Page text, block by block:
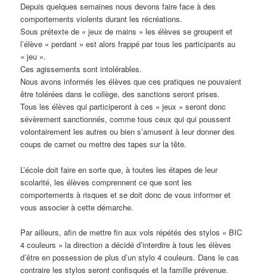
Depuis quelques semaines nous devons faire face à des
comportements violents durant les récréations.
Sous prétexte de « jeux de mains » les élèves se groupent et
l’élève « perdant » est alors frappé par tous les participants au
« jeu ».
Ces agissements sont intolérables.
Nous avons informés les élèves que ces pratiques ne pouvaient
être tolérées dans le collège, des sanctions seront prises.
Tous les élèves qui participeront à ces « jeux » seront donc
sévèrement sanctionnés, comme tous ceux qui qui poussent
volontairement les autres ou bien s’amusent à leur donner des
coups de carnet ou mettre des tapes sur la tête.
L’école doit faire en sorte que, à toutes les étapes de leur
scolarité, les élèves comprennent ce que sont les
comportements à risques et se doit donc de vous informer et
vous associer à cette démarche.
Par ailleurs, afin de mettre fin aux vols répétés des stylos « BIC
4 couleurs » la direction a décidé d’interdire à tous les élèves
d’être en possession de plus d’un stylo 4 couleurs. Dans le cas
contraire les stylos seront confisqués et la famille prévenue.